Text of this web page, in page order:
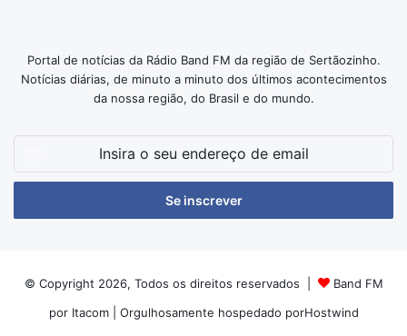
Portal de notícias da Rádio Band FM da região de Sertãozinho.
Notícias diárias, de minuto a minuto dos últimos acontecimentos
da nossa região, do Brasil e do mundo.
seu
de
© Copyright 2026, Todos os direitos reservados |
Band FM
por Itacom| Orgulhosamente hospedado porHostwind